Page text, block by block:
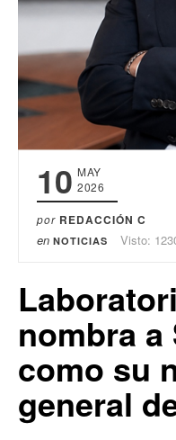
10 MAY
2026
por REDACCIÓN C
en NOTICIAS Visto:
nombra a
como su
general